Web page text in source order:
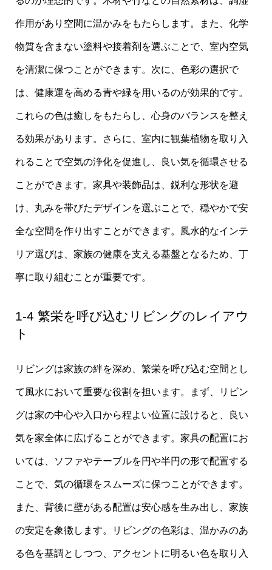
作用があり空間に温かみをもたらします。また、化学
物質を含まない塗料や接着剤を選ぶことで、室内空気
を清潔に保つことができます。次に、色彩の選択で
は、健康運を高める青や緑を用いるのが効果的です。
これらの色は癒しをもたらし、心身のバランスを整え
る効果があります。さらに、室内に観葉植物を取り入
れることで空気の浄化を促進し、良い気を循環させる
ことができます。家具や装飾品は、鋭利な形状を避
け、丸みを帯びたデザインを選ぶことで、穏やかで安
全な空間を作り出すことができます。風水的なインテ
リア選びは、家族の健康を支える基盤となるため、丁
寧に取り組むことが重要です。
1-4 繁栄を呼び込むリビングのレイアウ
ト
リビングは家族の絆を深め、繁栄を呼び込む空間とし
て風水において重要な役割を担います。まず、リビン
グは家の中心や入口から程よい位置に設けると、良い
気を家全体に広げることができます。家具の配置にお
いては、ソファやテーブルを円や半円の形で配置する
ことで、気の循環をスムーズに保つことができます。
また、背後に壁がある配置は安心感を生み出し、家族
の安定を象徴します。リビングの色彩は、温かみのあ
る色を基調としつつ、アクセントに明るい色を取り入